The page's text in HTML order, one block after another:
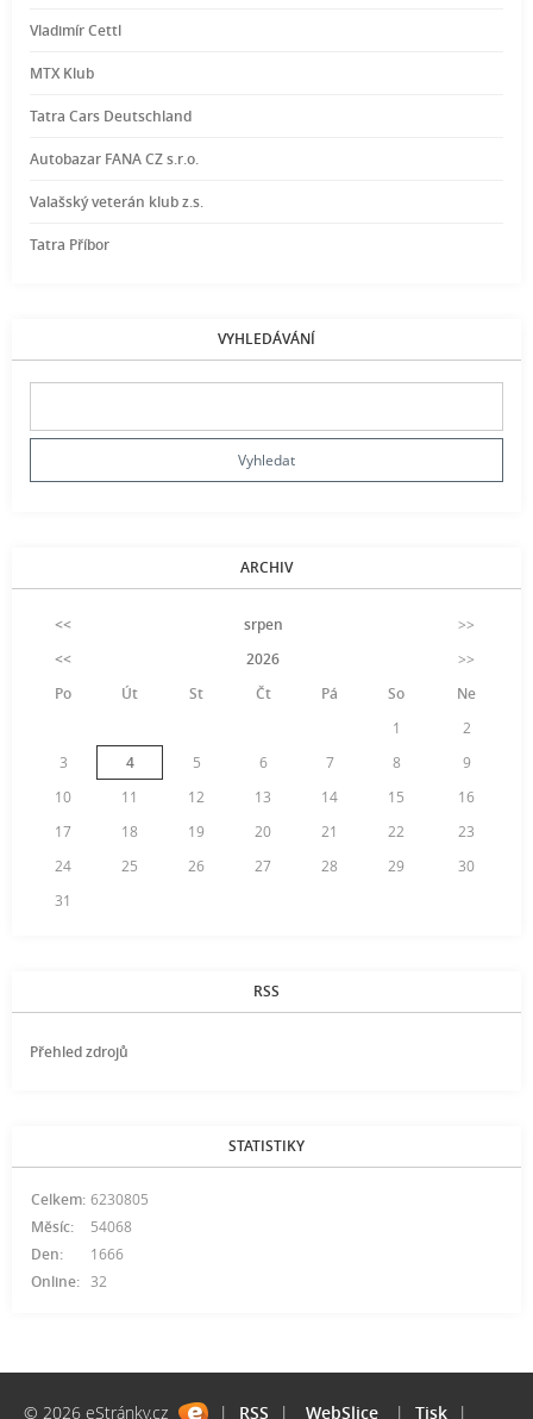
Vladimír Cettl
MTX Klub
Tatra Cars Deutschland
Autobazar FANA CZ s.r.o.
Valašský veterán klub z.s.
Tatra Příbor
VYHLEDÁVÁNÍ
ARCHIV
<< srpen
>>
<<
2026
>>
Po
Út St Čt Pá So
Ne
1
2
3
4 5 6 7 8
9
10
11 12 13 14 15
16
17
18 19 20 21 22
23
24
25 26 27 28 29
30
31
RSS
Přehled zdrojů
STATISTIKY
Online: 32
Celkem: 6230805
Měsíc:
54068
Den:
1666
© 2026 eStránky.cz | RSS | WebSlice | Tisk |